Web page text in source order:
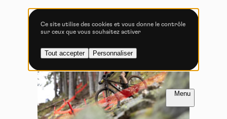
FR NL
Vimeo interdit -Ce service peut déposer
Autoriser Interdire
YouTube interdit -
déposer 4 cookies.
Autoriser Interdire
Ce site utilise des cookies et vous donne le contrôle
sur ceux que vous souhaitez activer
Tout accepter Personnaliser